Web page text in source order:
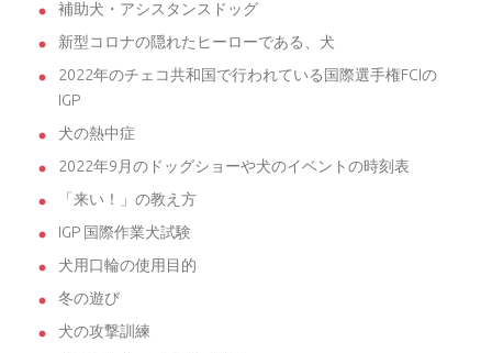
補助犬・アシスタンスドッグ
新型コロナの隠れたヒーローである、犬
2022年のチェコ共和国で行われている国際選手権FCIの
IGP
犬の熱中症
2022年9月のドッグショーや犬のイベントの時刻表
「来い！」の教え方
IGP 国際作業犬試験
犬用口輪の使用目的
冬の遊び
犬の攻撃訓練